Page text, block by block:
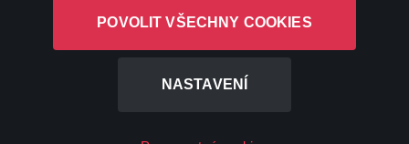
POVOLIT VŠECHNY COOKIES
NASTAVENÍ
L-1246 Luxembourg R.C.S.